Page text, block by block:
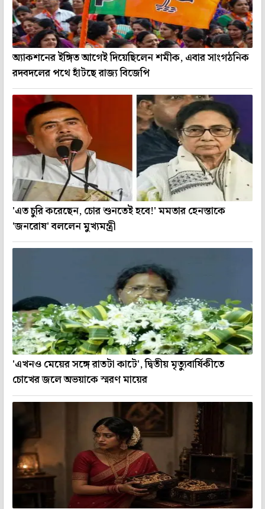
অ্যাকশনের ইঙ্গিত আগেই দিয়েছিলেন শমীক, এবার সাংগঠনিক
রদবদলের পথে হাঁটছে রাজ্য বিজেপি
'এত চুরি করেছেন, চোর শুনতেই হবে!' মমতার হেনস্তাকে
'জনরোষ' বললেন মুখ্যমন্ত্রী
'এখনও মেয়ের সঙ্গে রাতটা কাটে', দ্বিতীয় মৃত্যুবার্ষিকীতে
চোখের জলে অভয়াকে স্মরণ মায়ের